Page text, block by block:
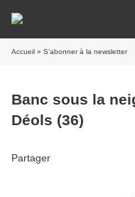
Accueil » S'abonner à la newsletter
Banc sous la
Déols (36)
Partager